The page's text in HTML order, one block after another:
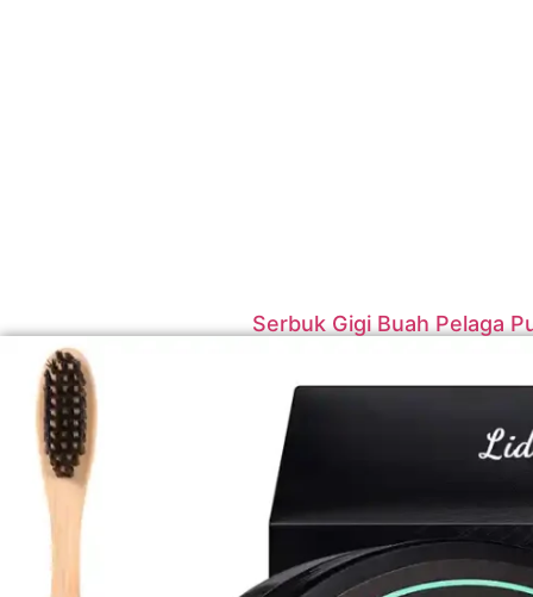
Serbuk Gigi Buah Pelaga